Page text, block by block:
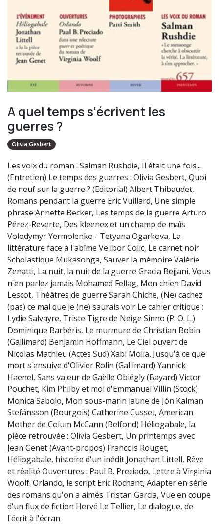
A quel temps s'écrivent les
guerres ?
Olivia Gesbert
Les voix du roman : Salman Rushdie, Il était une fois...
(Entretien) Le temps des guerres : Olivia Gesbert, Quoi
de neuf sur la guerre ? (Editorial) Albert Thibaudet,
Romans pendant la guerre Eric Vuillard, Une simple
phrase Annette Becker, Les temps de la guerre Arturo
Pérez-Reverte, Des kleenex et un champ de maïs
Volodymyr Yermolenko - Tetyana Ogarkova, La
littérature face à l'abîme Velibor Colic, Le carnet noir
Scholastique Mukasonga, Sauver la mémoire Valérie
Zenatti, La nuit, la nuit de la guerre Gracia Bejjani, Vous
n'en parlez jamais Mohamed Fellag, Mon chien David
Lescot, Théâtres de guerre Sarah Chiche, (Ne) cachez
(pas) ce mal que je (ne) saurais voir Le cahier critique :
Lydie Salvayre, Triste Tigre de Neige Sinno (P. O. L.)
Dominique Barbéris, Le murmure de Christian Bobin
(Gallimard) Benjamin Hoffmann, Le Ciel ouvert de
Nicolas Mathieu (Actes Sud) Xabi Molia, Jusqu'à ce que
mort s'ensuive d'Olivier Rolin (Gallimard) Yannick
Haenel, Sans valeur de Gaëlle Obiégly (Bayard) Victor
Pouchet, Kim Philby et moi d'Emmanuel Villin (Stock)
Monica Sabolo, Mon sous-marin jaune de Jón Kalman
Stefánsson (Bourgois) Catherine Cusset, American
Mother de Colum McCann (Belfond) Héliogabale, la
pièce retrouvée : Olivia Gesbert, Un printemps avec
Jean Genet (Avant-propos) Francois Rouget,
Héliogabale, histoire d'un inédit Jonathan Littell, Rêve
et réalité Ouvertures : Paul B. Preciado, Lettre à Virginia
Woolf. Orlando, le script Eric Rochant, Adapter en série
des romans qu'on a aimés Tristan Garcia, Vue en coupe
d'un flux de fiction Hervé Le Tellier, Le dialogue, de
l'écrit à l'écran